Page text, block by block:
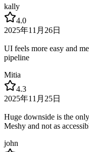
kally
4.0
2025年11月26日
UI feels more easy and
pipeline
Mitia
4.3
2025年11月25日
Huge downside is the
Meshy and not as
john